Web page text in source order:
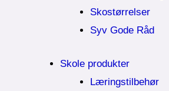
Skostørrelser
Syv Gode Råd
Skole produkter
Læringstilbehør